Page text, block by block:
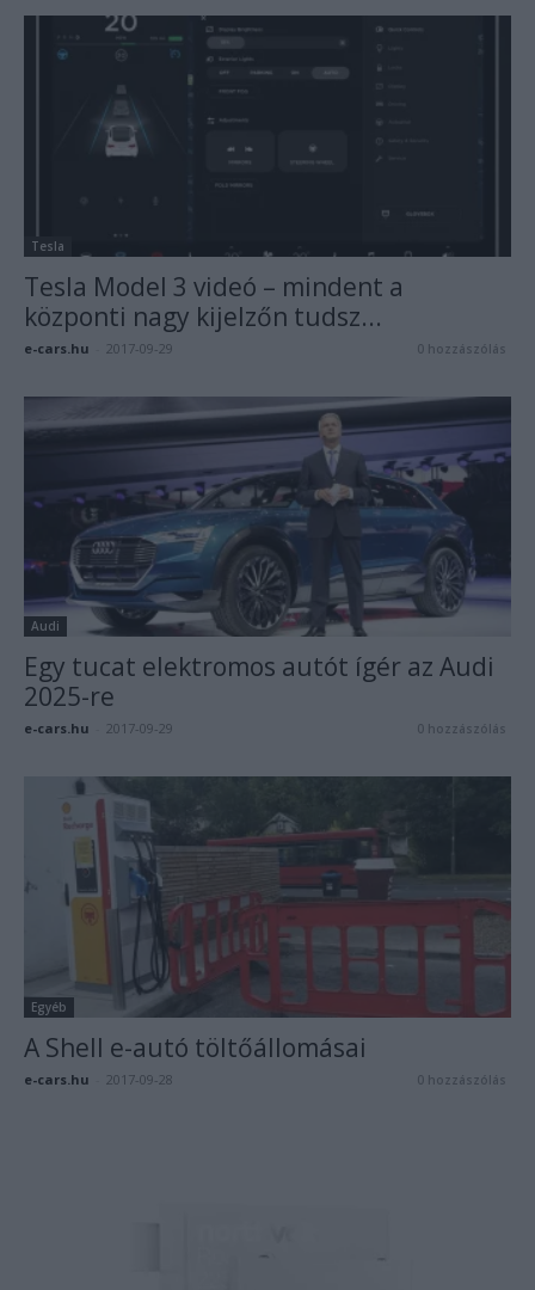
Tesla
Tesla Model 3 videó – mindent a
központi nagy kijelzőn tudsz...
e-cars.hu 2017-09-29 0 hozzászólás
Audi
Egy tucat elektromos autót ígér az Audi
2025-re
e-cars.hu 2017-09-29 0 hozzászólás
Egyéb
A Shell e-autó töltőállomásai
e-cars.hu 2017-09-28 0 hozzászólás